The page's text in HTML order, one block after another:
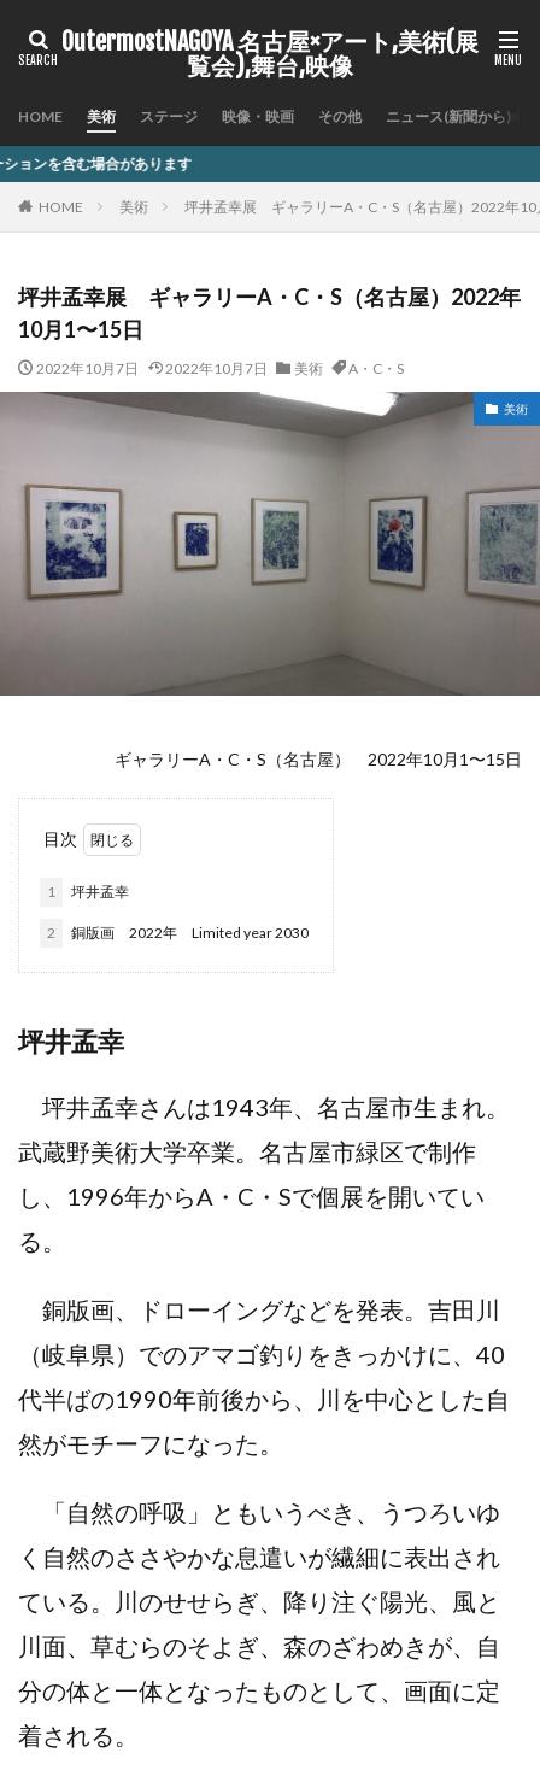
OutermostNAGOYA 名古屋×アート,美術(展
覧会),舞台,映像
HOME 美術 ステージ 映像・映画 その他 ニュース(新聞から)
す
HOME 美術 坪井孟幸展 ギャラリーA・C・S（名古屋）2022年10
坪井孟幸展 ギャラリーA・C・S（名古屋）2022年
10月1〜15日
2022年10月7日 2022年10月7日 美術 A・C・S
美術
ギャラリーA・C・S（名古屋） 2022年10月1〜15日
目次
1 坪井孟幸
2 銅版画 2022年 Limited year 2030
坪井孟幸
坪井孟幸さんは1943年、名古屋市生まれ。
武蔵野美術大学卒業。名古屋市緑区で制作
し、1996年からA・C・Sで個展を開いてい
る。
銅版画、ドローイングなどを発表。吉田川
（岐阜県）でのアマゴ釣りをきっかけに、40
代半ばの1990年前後から、川を中心とした自
然がモチーフになった。
「自然の呼吸」ともいうべき、うつろいゆ
く自然のささやかな息遣いが繊細に表出され
ている。川のせせらぎ、降り注ぐ陽光、風と
川面、草むらのそよぎ、森のざわめきが、自
分の体と一体となったものとして、画面に定
着される。